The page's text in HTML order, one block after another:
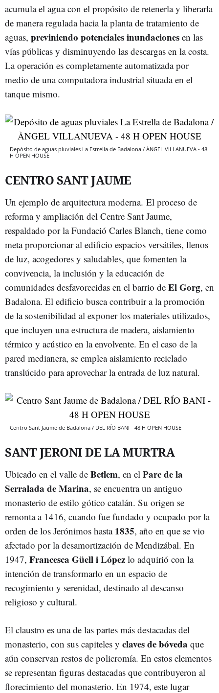
acumula el agua con el propósito de retenerla y liberarla
de manera regulada hacia la planta de tratamiento de
aguas, previniendo potenciales inundaciones en las
vías públicas y disminuyendo las descargas en la costa.
La operación es completamente automatizada por
medio de una computadora industrial situada en el
tanque mismo.
Depósito de aguas pluviales La Estrella de Badalona / ÀNGEL VILLANUEVA - 48
H OPEN HOUSE
CENTRO SANT JAUME
Un ejemplo de arquitectura moderna. El proceso de
reforma y ampliación del Centre Sant Jaume,
respaldado por la Fundació Carles Blanch, tiene como
meta proporcionar al edificio espacios versátiles, llenos
de luz, acogedores y saludables, que fomenten la
convivencia, la inclusión y la educación de
comunidades desfavorecidas en el barrio de El Gorg, en
Badalona. El edificio busca contribuir a la promoción
de la sostenibilidad al exponer los materiales utilizados,
que incluyen una estructura de madera, aislamiento
térmico y acústico en la envolvente. En el caso de la
pared medianera, se emplea aislamiento reciclado
translúcido para aprovechar la entrada de luz natural.
Centro Sant Jaume de Badalona / DEL RÍO BANI - 48 H OPEN HOUSE
SANT JERONI DE LA MURTRA
Ubicado en el valle de Betlem, en el Parc de la
Serralada de Marina, se encuentra un antiguo
monasterio de estilo gótico catalán. Su origen se
remonta a 1416, cuando fue fundado y ocupado por la
orden de los Jerónimos hasta 1835, año en que se vio
afectado por la desamortización de Mendizábal. En
1947, Francesca Güell i López lo adquirió con la
intención de transformarlo en un espacio de
recogimiento y serenidad, destinado al descanso
religioso y cultural.
El claustro es una de las partes más destacadas del
monasterio, con sus capiteles y claves de bóveda que
aún conservan restos de policromía. En estos elementos
se representan figuras destacadas que contribuyeron al
florecimiento del monasterio. En 1974, este lugar